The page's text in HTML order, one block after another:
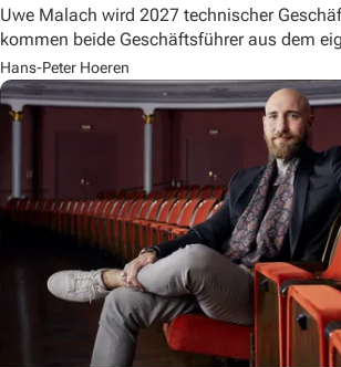
Uwe Malach wird 2027 technischer
kommen beide Geschäftsführer aus dem
Hans-Peter Hoeren